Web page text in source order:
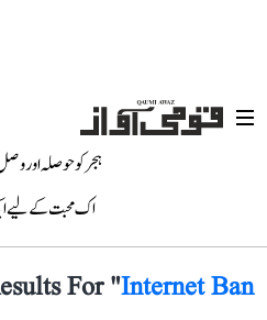
ہجر کو حوصلہ اور
اک محبت کے لیے
For "Internet Ban